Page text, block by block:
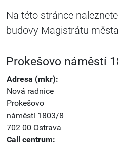
Na této stránce
budovy Magistrátu
Prokešovo náměstí
Adresa (mkr):
Nová radnice
Prokešovo
náměstí 1803/8
702 00 Ostrava
Call centrum: